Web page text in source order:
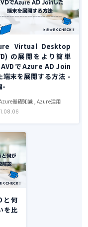
Virtual Desktop
の展開をより簡単
AVDでAzure AD Join
端末を展開する方法 -
-
基礎知識 , Azure活用
と何
を比